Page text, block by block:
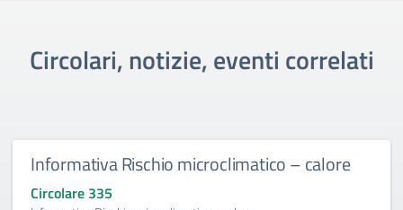
Circolari, notizie, eventi correlati
Informativa Rischio microclimatico – calore
Circolare 335